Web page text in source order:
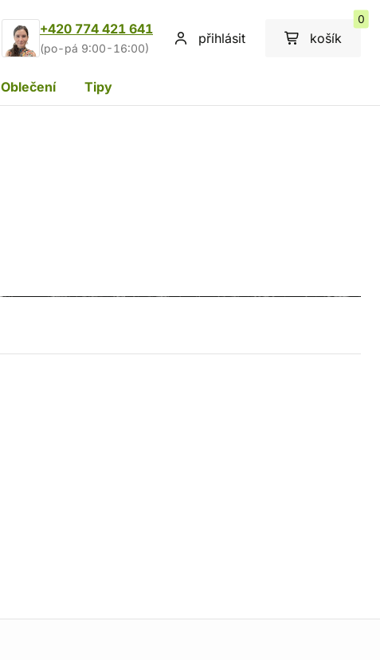
+420 774 421 641
(po-pá 9:00-16:00)
přihlásit košík
0
Oblečení Tipy